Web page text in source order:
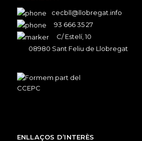
cecbll@llobregat.info
93 666 35 27
C/ Estelí, 10
08980 Sant Feliu de Llobregat
ENLLAÇOS D’INTERÈS